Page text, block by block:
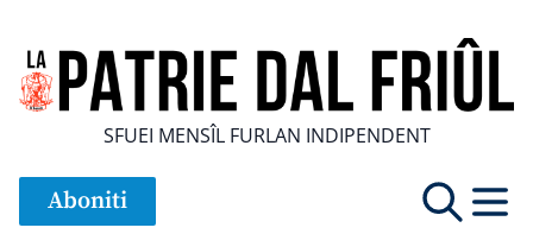
SFUEI MENSÎL FURLAN INDIPENDENT
Aboniti